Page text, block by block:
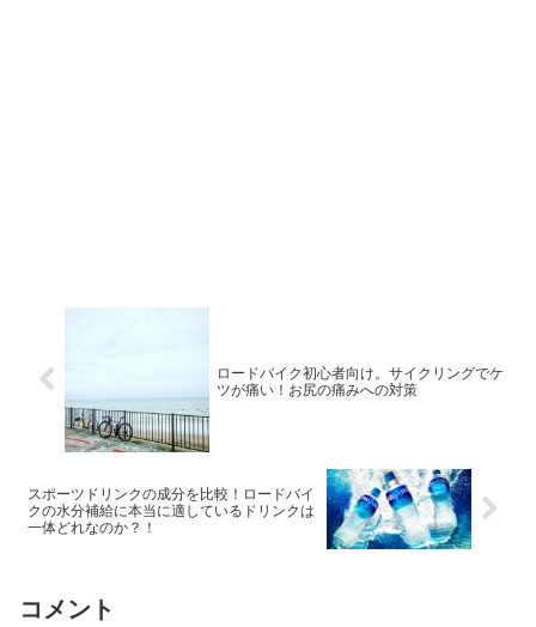
ロードバイク初心者向け。サイクリングでケ
ツが痛い！お尻の痛みへの対策
スポーツドリンクの成分を比較！ロードバイ
クの水分補給に本当に適しているドリンクは
一体どれなのか？！
コメント